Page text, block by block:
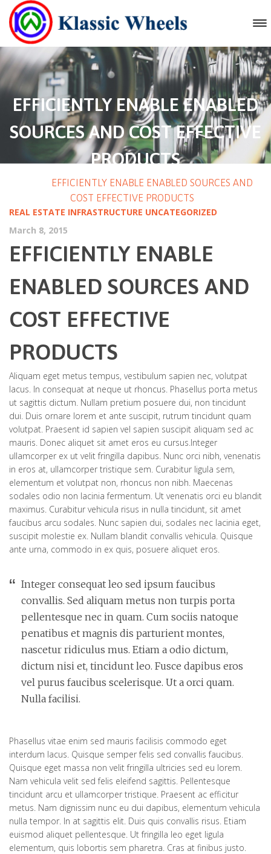
EFFICIENTLY ENABLE ENABLED
SOURCES AND COST EFFECTIVE
PRODUCTS
EFFICIENTLY ENABLE ENABLED SOURCES AND
COST EFFECTIVE PRODUCTS
REAL ESTATE INFRASTRUCTURE UNCATEGORIZED
March 8, 2015
EFFICIENTLY ENABLE
ENABLED SOURCES AND
COST EFFECTIVE
PRODUCTS
Aliquam eget metus tempus, vestibulum sapien nec, volutpat
lacus. In consequat at neque ut rhoncus. Phasellus porta metus
ut sagittis dictum. Nullam pretium posuere dui, non tincidunt
dui. Duis ornare lorem et ante suscipit, rutrum tincidunt quam
volutpat. Praesent id sapien vel sapien suscipit aliquam sed ac
mauris. Donec aliquet sit amet eros eu cursus.Integer
ullamcorper ex ut velit fringilla dapibus. Nunc orci nibh, venenatis
in eros at, ullamcorper tristique sem. Curabitur ligula sem,
elementum et volutpat non, rhoncus non nibh. Maecenas
sodales odio non lacinia fermentum. Ut venenatis orci eu blandit
maximus. Curabitur vehicula risus in nulla tincidunt, sit amet
faucibus arcu sodales. Nunc sapien dui, sodales nec lacinia eget,
suscipit molestie ex. Nullam blandit convallis vehicula. Quisque
ante urna, commodo in ex quis, posuere aliquet eros.
Integer consequat leo sed ipsum faucibus
convallis. Sed aliquam metus non turpis porta
pellentesque nec in quam. Cum sociis natoque
penatibus et magnis dis parturient montes,
nascetur ridiculus mus. Etiam a odio dictum,
dictum nisi et, tincidunt leo. Fusce dapibus eros
vel purus faucibus scelerisque. Ut a orci quam.
Nulla facilisi.
Phasellus vitae enim sed mauris facilisis commodo eget
interdum lacus. Quisque semper felis sed convallis faucibus.
Quisque eget massa non velit fringilla ultricies sed eu lorem.
Nam vehicula velit sed felis eleifend sagittis. Pellentesque
tincidunt arcu et ullamcorper tristique. Praesent ac efficitur
metus. Nam dignissim nunc eu dui dapibus, elementum vehicula
nulla tempor. In at sagittis elit. Duis quis convallis risus. Etiam
euismod aliquet pellentesque. Ut fringilla leo eget ligula
elementum, quis lobortis sem pharetra. Cras at finibus justo.